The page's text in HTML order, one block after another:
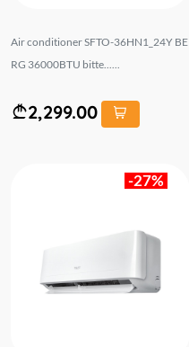
Air conditioner SFTO-36HN1_24Y BE
RG 36000BTU bitte......
2,299.00
-27%